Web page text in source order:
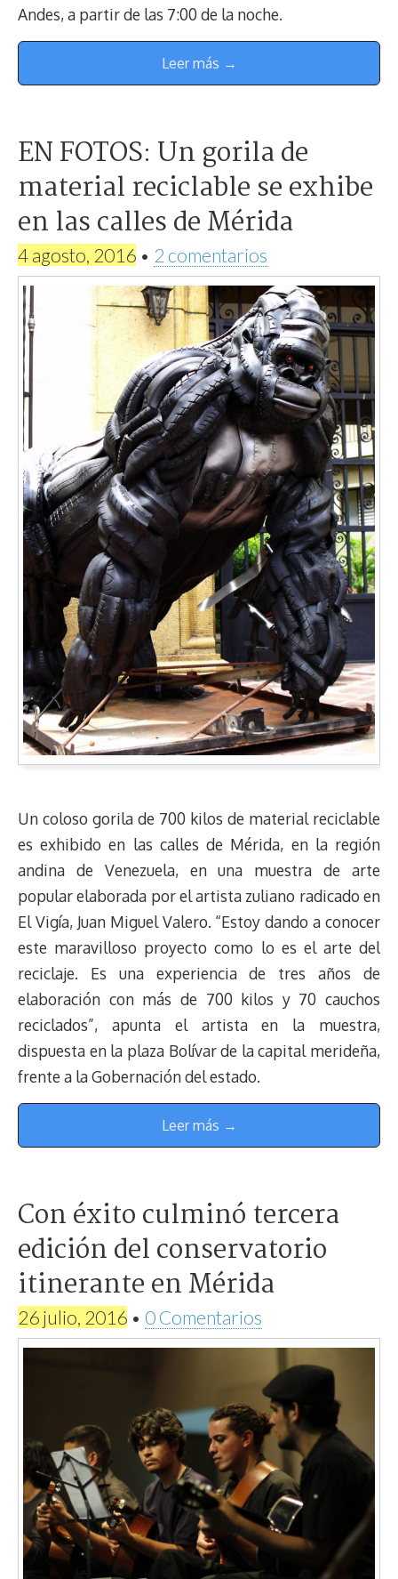
Andes, a partir de las 7:00 de la noche.
Leer más →
EN FOTOS: Un gorila de
material reciclable se exhibe
en las calles de Mérida
4 agosto, 2016 • 2 comentarios
Un coloso gorila de 700 kilos de material reciclable
es exhibido en las calles de Mérida, en la región
andina de Venezuela, en una muestra de arte
popular elaborada por el artista zuliano radicado en
El Vigía, Juan Miguel Valero. “Estoy dando a conocer
este maravilloso proyecto como lo es el arte del
reciclaje. Es una experiencia de tres años de
elaboración con más de 700 kilos y 70 cauchos
reciclados”, apunta el artista en la muestra,
dispuesta en la plaza Bolívar de la capital merideña,
frente a la Gobernación del estado.
Leer más →
Con éxito culminó tercera
edición del conservatorio
itinerante en Mérida
26 julio, 2016 • 0 Comentarios